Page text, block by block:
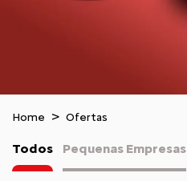
Home Ofertas
Todos Pequenas Empresas